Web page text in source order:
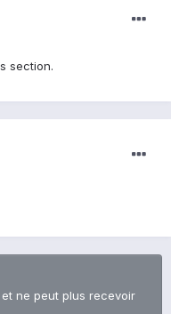
section.
ne peut plus recevoir